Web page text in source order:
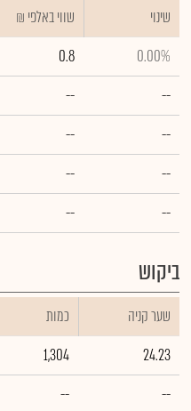
שינוי ₪ שווי באלפי
0.00%
0.8
--
--
--
--
--
--
--
--
ביקוש
שער קניה כמות
24.23
1,304
--
--